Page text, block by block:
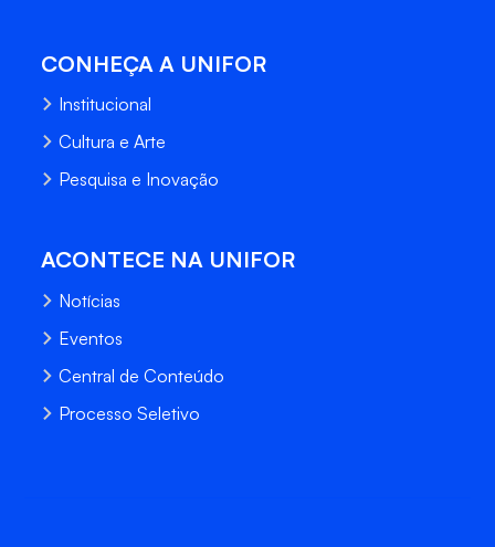
CONHEÇA A UNIFOR
Institucional
Cultura e Arte
Pesquisa e Inovação
ACONTECE NA UNIFOR
Notícias
Eventos
Central de Conteúdo
Processo Seletivo